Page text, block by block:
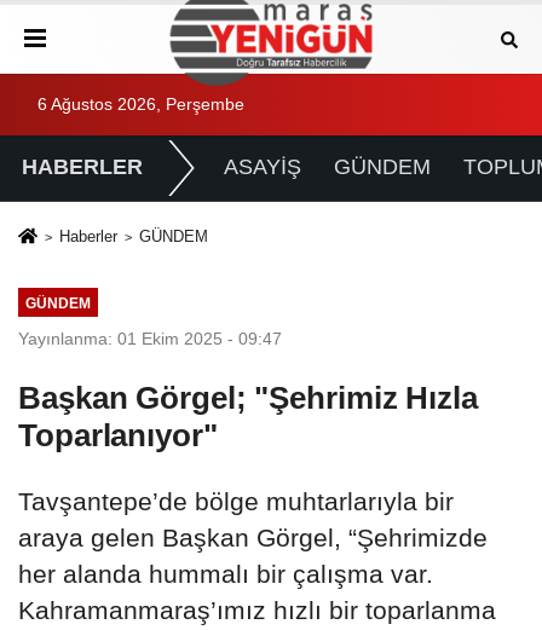
6 Ağustos 2026, Perşembe
HABERLER ASAYİŞ GÜNDEM
Haberler GÜNDEM
GÜNDEM
Yayınlanma: 01 Ekim 2025 - 09:47
Başkan Görgel; "Şehrimiz Hızla
Toparlanıyor"
Tavşantepe’de bölge muhtarlarıyla bir
araya gelen Başkan Görgel, “Şehrimizde
her alanda hummalı bir çalışma var.
Kahramanmaraş’ımız hızlı bir toparlanma